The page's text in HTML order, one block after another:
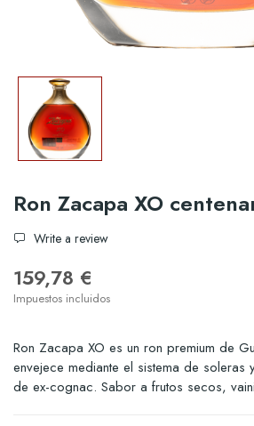
Ron Zacapa XO
Write a review
159,78 €
Impuestos incluidos
Ron Zacapa XO es un ron premium de
envejece mediante el sistema de
de ex-cognac. Sabor a frutos secos,